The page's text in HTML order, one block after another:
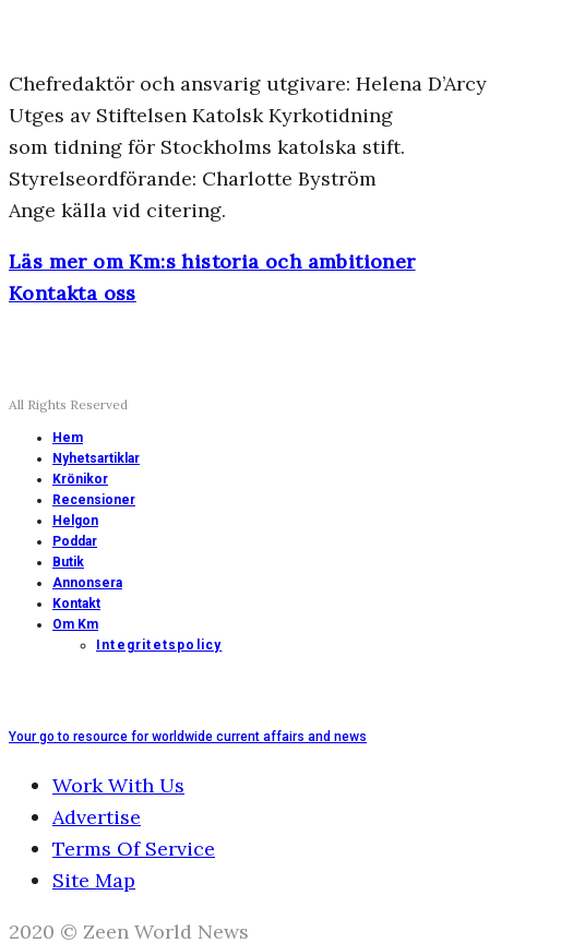
Chefredaktör och ansvarig utgivare: Helena D’Arcy
Utges av Stiftelsen Katolsk Kyrkotidning
som tidning för Stockholms katolska stift.
Styrelseordförande: Charlotte Byström
Ange källa vid citering.
Läs mer om Km:s historia och ambitioner
Kontakta oss
All Rights Reserved
Hem
Nyhetsartiklar
Krönikor
Recensioner
Helgon
Poddar
Butik
Annonsera
Kontakt
Om Km
Integritetspolicy
Your go to resource for worldwide current affairs and news
Work With Us
Advertise
Terms Of Service
Site Map
2020 © Zeen World News